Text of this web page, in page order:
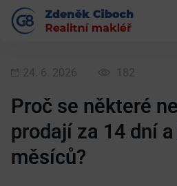
24. 6. 2026 182
Proč se některé
prodají za 14 dní
měsíců?